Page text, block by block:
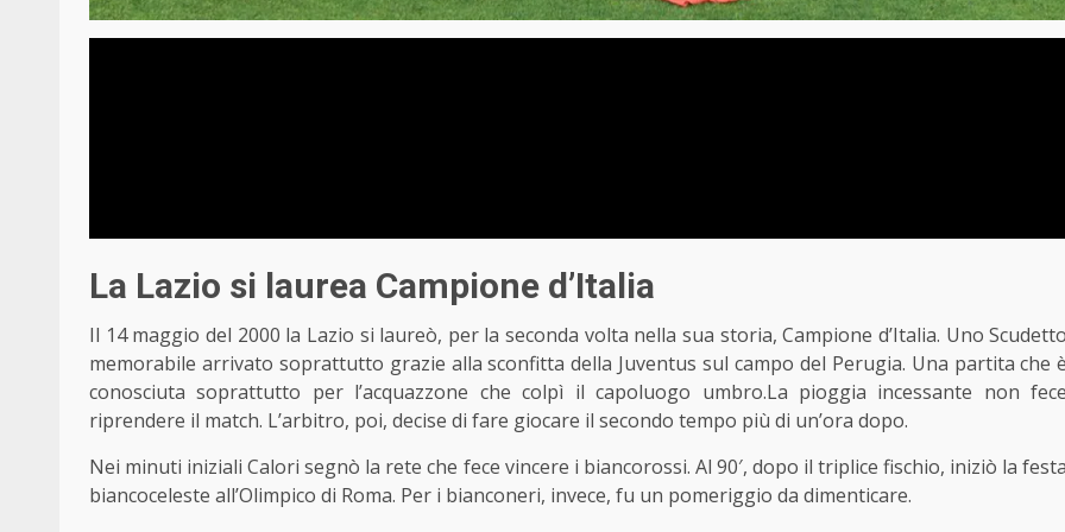
La Lazio si laurea Campione d’Italia
Il 14 maggio del 2000 la Lazio si laureò, per la seconda volta nella sua storia, Campione d’Italia. Uno Scudetto
memorabile arrivato soprattutto grazie alla sconfitta della Juventus sul campo del Perugia. Una partita che è
conosciuta soprattutto per l’acquazzone che colpì il capoluogo umbro.La pioggia incessante non fece
riprendere il match. L’arbitro, poi, decise di fare giocare il secondo tempo più di un’ora dopo.
Nei minuti iniziali Calori segnò la rete che fece vincere i biancorossi. Al 90′, dopo il triplice fischio, iniziò la festa
biancoceleste all’Olimpico di Roma. Per i bianconeri, invece, fu un pomeriggio da dimenticare.